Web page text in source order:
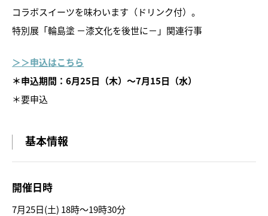
コラボスイーツを味わいます（ドリンク付）。
特別展「輪島塗 －漆文化を後世に－」関連行事
＞＞申込はこちら
＊申込期間：6月25日（木）～7月15日（水）
＊要申込
基本情報
開催日時
7月25日(土) 18時～19時30分
画像利用について
オンラインポリシー